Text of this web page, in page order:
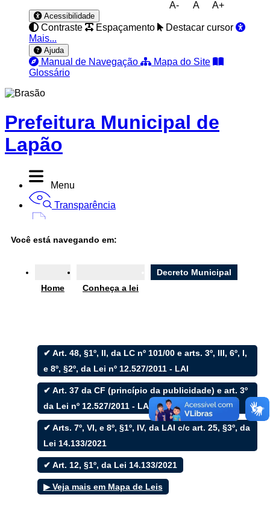
A- A A+
Acessibilidade
Contraste Espaçamento
Destacar cursor
Mais...
Ajuda
Manual de Navegação
Mapa do Site
Glossário
Prefeitura Municipal de
Lapão
Menu
Transparência
Ouvidoria
e-SIC
Filtrar por todos
Acesso à Informação
Cidadão
Empresas
Fotos
Notícias
Secretarias
Servidor
Transparência
Turistas
Você está navegando em:
Home Conheça a lei
Decreto Municipal
✔ Art. 48, §1º, II, da LC nº 101/00 e arts. 3º, III, 6º, I,
e 8º, §2º, da Lei nº 12.527/2011 - LAI
✔ Art. 37 da CF (princípio da publicidade) e art. 3º
da Lei nº 12.527/2011 - LAI
✔ Arts. 7º, VI, e 8º, §1º, IV, da LAI c/c art. 25, §3º, da
Lei 14.133/2021
✔ Art. 12, §1º, da Lei 14.133/2021
▶ Veja mais em Mapa de Leis